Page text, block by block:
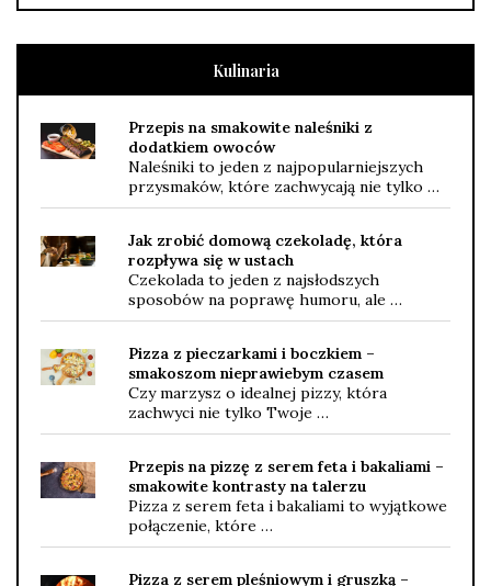
Kulinaria
Przepis na smakowite naleśniki z
dodatkiem owoców
Naleśniki to jeden z najpopularniejszych
przysmaków, które zachwycają nie tylko …
Jak zrobić domową czekoladę, która
rozpływa się w ustach
Czekolada to jeden z najsłodszych
sposobów na poprawę humoru, ale …
Pizza z pieczarkami i boczkiem –
smakoszom nieprawiebym czasem
Czy marzysz o idealnej pizzy, która
zachwyci nie tylko Twoje …
Przepis na pizzę z serem feta i bakaliami –
smakowite kontrasty na talerzu
Pizza z serem feta i bakaliami to wyjątkowe
połączenie, które …
Pizza z serem pleśniowym i gruszką –